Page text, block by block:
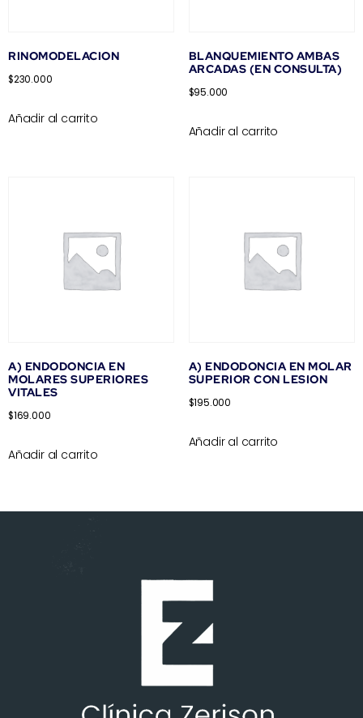
RINOMODELACION
$230.000
Añadir al carrito
BLANQUEMIENTO AMBAS
ARCADAS (EN CONSULTA)
$95.000
Añadir al carrito
A) ENDODONCIA EN
MOLARES SUPERIORES
VITALES
$169.000
Añadir al carrito
A) ENDODONCIA EN MOLAR
SUPERIOR CON LESION
$195.000
Añadir al carrito